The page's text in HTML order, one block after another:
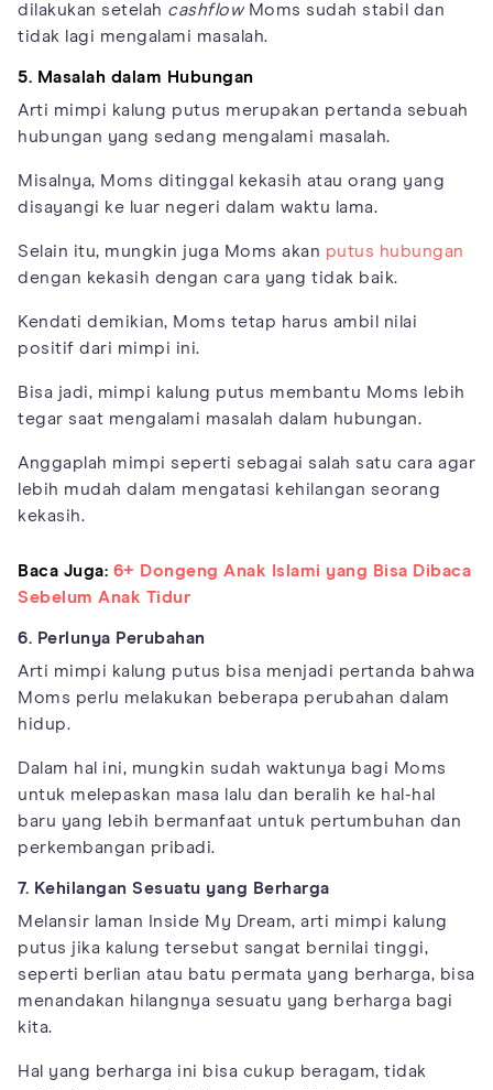
dilakukan setelah cashflowMoms sudah stabil dan
tidak lagi mengalami masalah.
5. Masalah dalam Hubungan
Arti mimpi kalung putus merupakan pertanda sebuah
hubungan yang sedang mengalami masalah.
Misalnya, Moms ditinggal kekasih atau orang yang
disayangi ke luar negeri dalam waktu lama.
Selain itu, mungkin juga Moms akan putus hubungan
dengan kekasih dengan cara yang tidak baik.
Kendati demikian, Moms tetap harus ambil nilai
positif dari mimpi ini.
Bisa jadi, mimpi kalung putus membantu Moms lebih
tegar saat mengalami masalah dalam hubungan.
Anggaplah mimpi seperti sebagai salah satu cara agar
lebih mudah dalam mengatasi kehilangan seorang
kekasih.
Baca Juga: 6+ Dongeng Anak Islami yang Bisa Dibaca
Sebelum Anak Tidur
6. Perlunya Perubahan
Arti mimpi kalung putus bisa menjadi pertanda bahwa
Moms perlu melakukan beberapa perubahan dalam
hidup.
Dalam hal ini, mungkin sudah waktunya bagi Moms
untuk melepaskan masa lalu dan beralih ke hal-hal
baru yang lebih bermanfaat untuk pertumbuhan dan
perkembangan pribadi.
7. Kehilangan Sesuatu yang Berharga
Melansir laman Inside My Dream, arti mimpi kalung
putus jika kalung tersebut sangat bernilai tinggi,
seperti berlian atau batu permata yang berharga, bisa
menandakan hilangnya sesuatu yang berharga bagi
kita.
Hal yang berharga ini bisa cukup beragam, tidak